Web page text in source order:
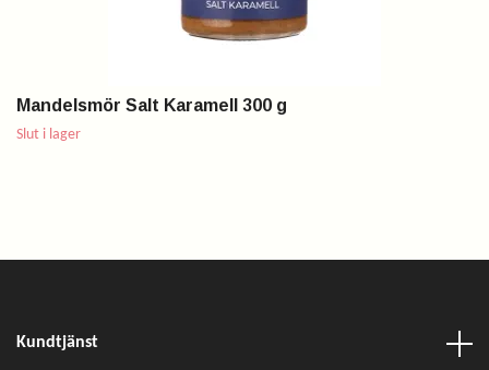
Mandelsmör Salt Karamell 300 g
Slut i lager
Kundtjänst